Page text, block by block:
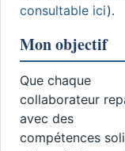
consultable ici).
Mon objectif
Que chaque
collaborateur
avec des
compétences